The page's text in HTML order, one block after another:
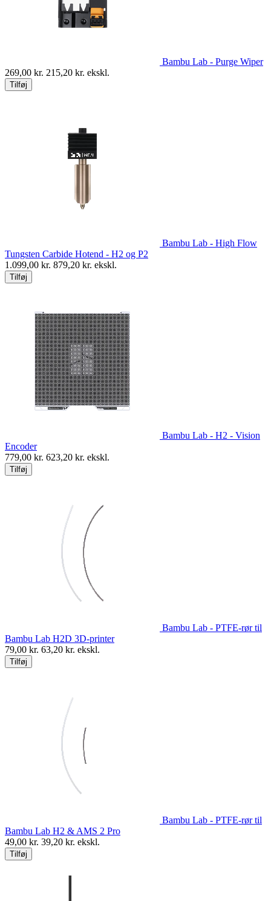
Bambu Lab - Purge Wiper
269,00 kr. 215,20 kr. ekskl.
Tilføj
Bambu Lab - High Flow
Tungsten Carbide Hotend - H2 og P2
1.099,00 kr. 879,20 kr. ekskl.
Tilføj
Bambu Lab - H2 - Vision
Encoder
779,00 kr. 623,20 kr. ekskl.
Tilføj
Bambu Lab - PTFE-rør til
Bambu Lab H2D 3D-printer
79,00 kr. 63,20 kr. ekskl.
Tilføj
Bambu Lab - PTFE-rør til
Bambu Lab H2 & AMS 2 Pro
49,00 kr. 39,20 kr. ekskl.
Tilføj